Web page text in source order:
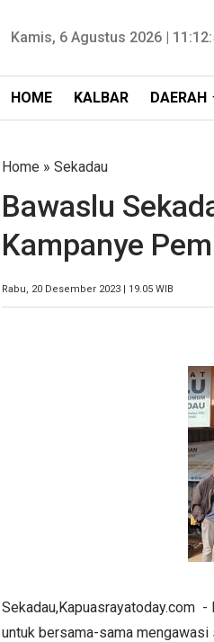
Kamis, 6 Agustus 2026 |
HOME KALBAR DAERAH
Home » Sekadau
Bawaslu
Kampanye
Rabu, 20 Desember 2023 | 19.05 WIB
Sekadau,Kapuasrayatoday.com
untuk bersama-sama